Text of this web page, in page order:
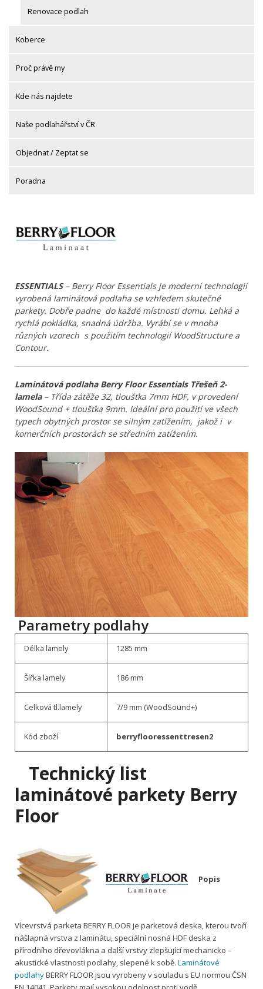
Renovace podlah
Koberce
Proč právě my
Kde nás najdete
Naše podlahářství v ČR
Objednat / Zeptat se
Poradna
ESSENTIALS– Berry Floor Essentials je moderní technologií
vyrobená laminátová podlaha se vzhledem skutečné
parkety. Dobře padne do každé místnosti domu. Lehká a
rychlá pokládka, snadná údržba. Vyrábí se v mnoha
různých vzorech s použitím technologií WoodStructure a
Contour.
Laminátová podlaha Berry Floor Essentials Třešeň 2-
lamela– Třída zátěže 32, tloušťka 7mm HDF, v provedení
WoodSound + tloušťka 9mm. Ideální pro použití ve všech
typech obytných prostor se silným zatížením, jakož i v
komerčních prostorách se středním zatížením.
Parametry podlahy
Délka lamely 1285 mm
Šířka lamely 186 mm
Celková tl.lamely 7/9 mm (WoodSound+)
Kód zboží berryflooressenttresen2
Technický list
laminátové parkety Berry
Floor
Popis
Vícevrstvá parketa BERRY FLOOR je parketová deska, kterou tvoří
nášlapná vrstva z laminátu, speciální nosná HDF deska z
přírodního dřevovlákna a další vrstvy zlepšující mechanicko –
akustické vlastnosti podlahy, slepené k sobě. Laminátové
podlahyBERRY FLOOR jsou vyrobeny v souladu s EU normou ČSN